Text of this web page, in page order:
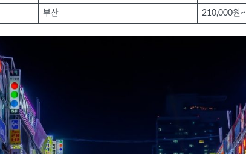
부산 210,000원~